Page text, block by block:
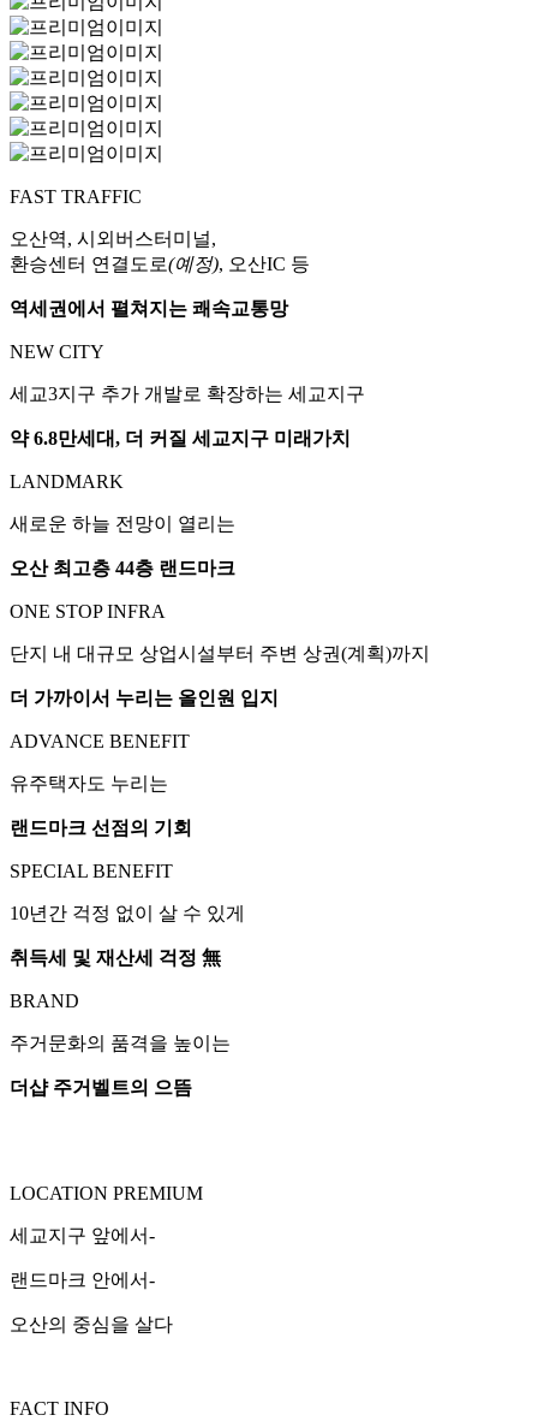
FAST TRAFFIC
오산역, 시외버스터미널,
환승센터 연결도로(예정), 오산IC 등
역세권에서 펼쳐지는 쾌속교통망
NEW CITY
세교3지구 추가 개발로 확장하는 세교지구
약 6.8만세대, 더 커질 세교지구 미래가치
LANDMARK
새로운 하늘 전망이 열리는
오산 최고층 44층 랜드마크
ONE STOP INFRA
단지 내 대규모 상업시설부터 주변 상권(계획)까지
더 가까이서 누리는 올인원 입지
ADVANCE BENEFIT
유주택자도 누리는
랜드마크 선점의 기회
SPECIAL BENEFIT
10년간 걱정 없이 살 수 있게
취득세 및 재산세 걱정 無
BRAND
주거문화의 품격을 높이는
더샵 주거벨트의 으뜸
LOCATION PREMIUM
세교지구 앞에서-
랜드마크 안에서-
오산의 중심을 살다
FACT INFO